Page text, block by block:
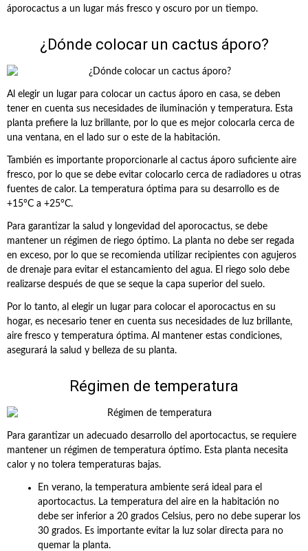
áporocactus a un lugar más fresco y oscuro por un tiempo.
¿Dónde colocar un cactus áporo?
Al elegir un lugar para colocar un cactus áporo en casa, se deben
tener en cuenta sus necesidades de iluminación y temperatura. Esta
planta prefiere la luz brillante, por lo que es mejor colocarla cerca de
una ventana, en el lado sur o este de la habitación.
También es importante proporcionarle al cactus áporo suficiente aire
fresco, por lo que se debe evitar colocarlo cerca de radiadores u otras
fuentes de calor. La temperatura óptima para su desarrollo es de
+15°C a +25°C.
Para garantizar la salud y longevidad del aporocactus, se debe
mantener un régimen de riego óptimo. La planta no debe ser regada
en exceso, por lo que se recomienda utilizar recipientes con agujeros
de drenaje para evitar el estancamiento del agua. El riego solo debe
realizarse después de que se seque la capa superior del suelo.
Por lo tanto, al elegir un lugar para colocar el aporocactus en su
hogar, es necesario tener en cuenta sus necesidades de luz brillante,
aire fresco y temperatura óptima. Al mantener estas condiciones,
asegurará la salud y belleza de su planta.
Régimen de temperatura
Para garantizar un adecuado desarrollo del aportocactus, se requiere
mantener un régimen de temperatura óptimo. Esta planta necesita
calor y no tolera temperaturas bajas.
En verano, la temperatura ambiente será ideal para el
aportocactus. La temperatura del aire en la habitación no
debe ser inferior a 20 grados Celsius, pero no debe superar los
30 grados. Es importante evitar la luz solar directa para no
quemar la planta.